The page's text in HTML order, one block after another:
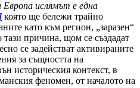
Европа ислямът е една
която ще бележи трайно
като към регион, „заразен“
причина, щом се създадат
се задействат активираните
за същността на
историческия контекст, в
феномен, от началото на